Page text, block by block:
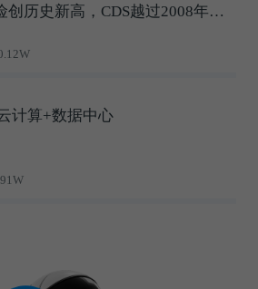
创历史新高，CDS越过2008年峰
计算+数据中心